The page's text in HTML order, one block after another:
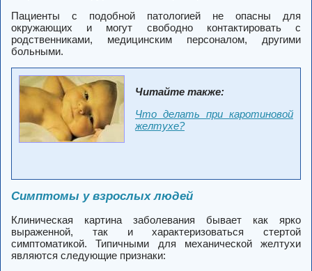
Пациенты с подобной патологией не опасны для
окружающих и могут свободно контактировать с
родственниками, медицинским персоналом, другими
больными.
Читайте также:
Что делать при каротиновой
желтухе?
Симптомы у взрослых людей
Клиническая картина заболевания бывает как ярко
выраженной, так и характеризоваться стертой
симптоматикой. Типичными для механической желтухи
являются следующие признаки: